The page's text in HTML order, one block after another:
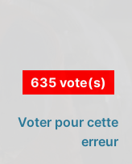
635 vote(s)
Voter pour cette
erreur